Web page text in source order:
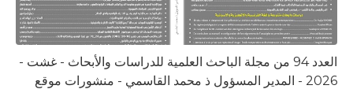
العدد 94 من مجلة الباحث العلمية للدراسات والأبحاث - غشت -
2026 - المدير المسؤول ذ محمد القاسمي - منشورات موقع